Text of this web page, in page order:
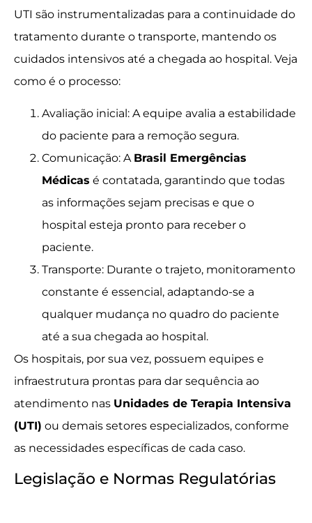
UTI são instrumentalizadas para a continuidade do
tratamento durante o transporte, mantendo os
cuidados intensivos até a chegada ao hospital. Veja
como é o processo:
Avaliação inicial: A equipe avalia a estabilidade
do paciente para a remoção segura.
Comunicação: A Brasil Emergências
Médicas é contatada, garantindo que todas
as informações sejam precisas e que o
hospital esteja pronto para receber o
paciente.
Transporte: Durante o trajeto, monitoramento
constante é essencial, adaptando-se a
qualquer mudança no quadro do paciente
até a sua chegada ao hospital.
Os hospitais, por sua vez, possuem equipes e
infraestrutura prontas para dar sequência ao
atendimento nas Unidades de Terapia Intensiva
(UTI) ou demais setores especializados, conforme
as necessidades específicas de cada caso.
Legislação e Normas Regulatórias